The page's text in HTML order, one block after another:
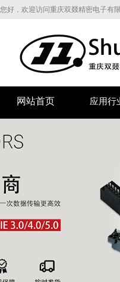
您好，欢迎访问重庆双叕精密电子有
网站首页 应用行